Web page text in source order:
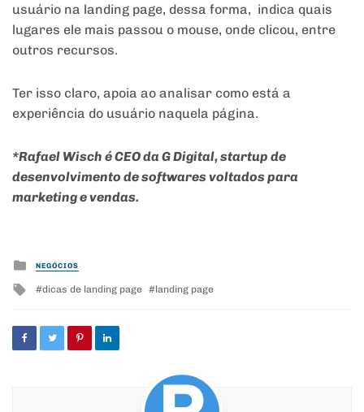
usuário na landing page, dessa forma, indica quais
lugares ele mais passou o mouse, onde clicou, entre
outros recursos.
Ter isso claro, apoia ao analisar como está a
experiência do usuário naquela página.
*Rafael Wisch é CEO da G Digital, startup de
desenvolvimento de softwares voltados para
marketing e vendas.
Posted
in
NEGÓCIOS
Tagged
dicas de landing page landing page